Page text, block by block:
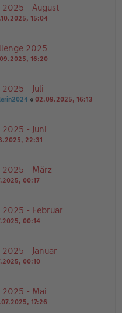
2025 - August
15:04
2025
16:20
- Juli
« 02.09.2025, 16:13
- Juni
22:31
2025 - März
00:17
2025 - Februar
00:14
- Januar
00:10
2025 - Mai
17:26